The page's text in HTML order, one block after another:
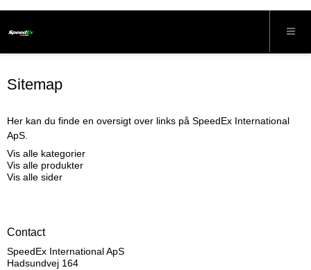
Sitemap
Her kan du finde en oversigt over links på SpeedEx International
ApS.
Vis alle kategorier
Vis alle produkter
Vis alle sider
Contact
SpeedEx International ApS
Hadsundvej 164